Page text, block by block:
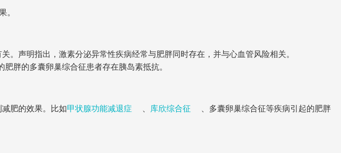
。
声明指出，激素分泌异常性疾病经常与肥胖同时存在，并与心血管风险相关。
胖的多囊卵巢综合征患者存在胰岛素抵抗。
肥的效果。比如甲状腺功能减退症 库欣综合征
、多囊卵巢综合征等疾病引起的肥胖